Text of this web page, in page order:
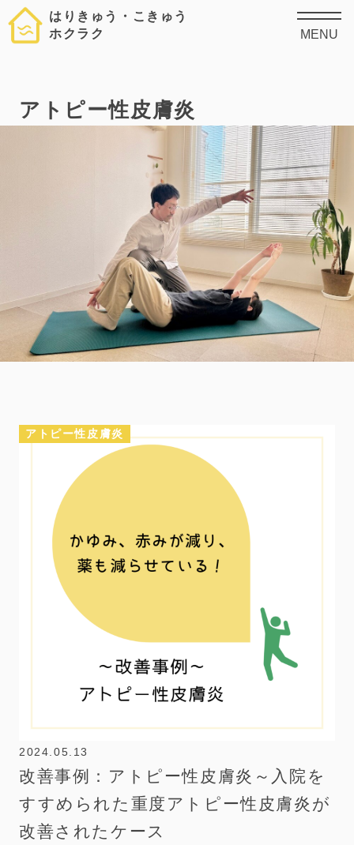
はりきゅう・こきゅう
ホクラク
MENU
アトピー性皮膚炎
アトピー性皮膚炎
2024.05.13
改善事例：アトピー性皮膚炎～入院を
すすめられた重度アトピー性皮膚炎が
改善されたケース